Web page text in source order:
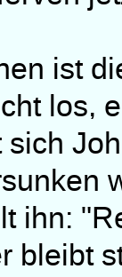
ist
los,
ihn:
bleibt